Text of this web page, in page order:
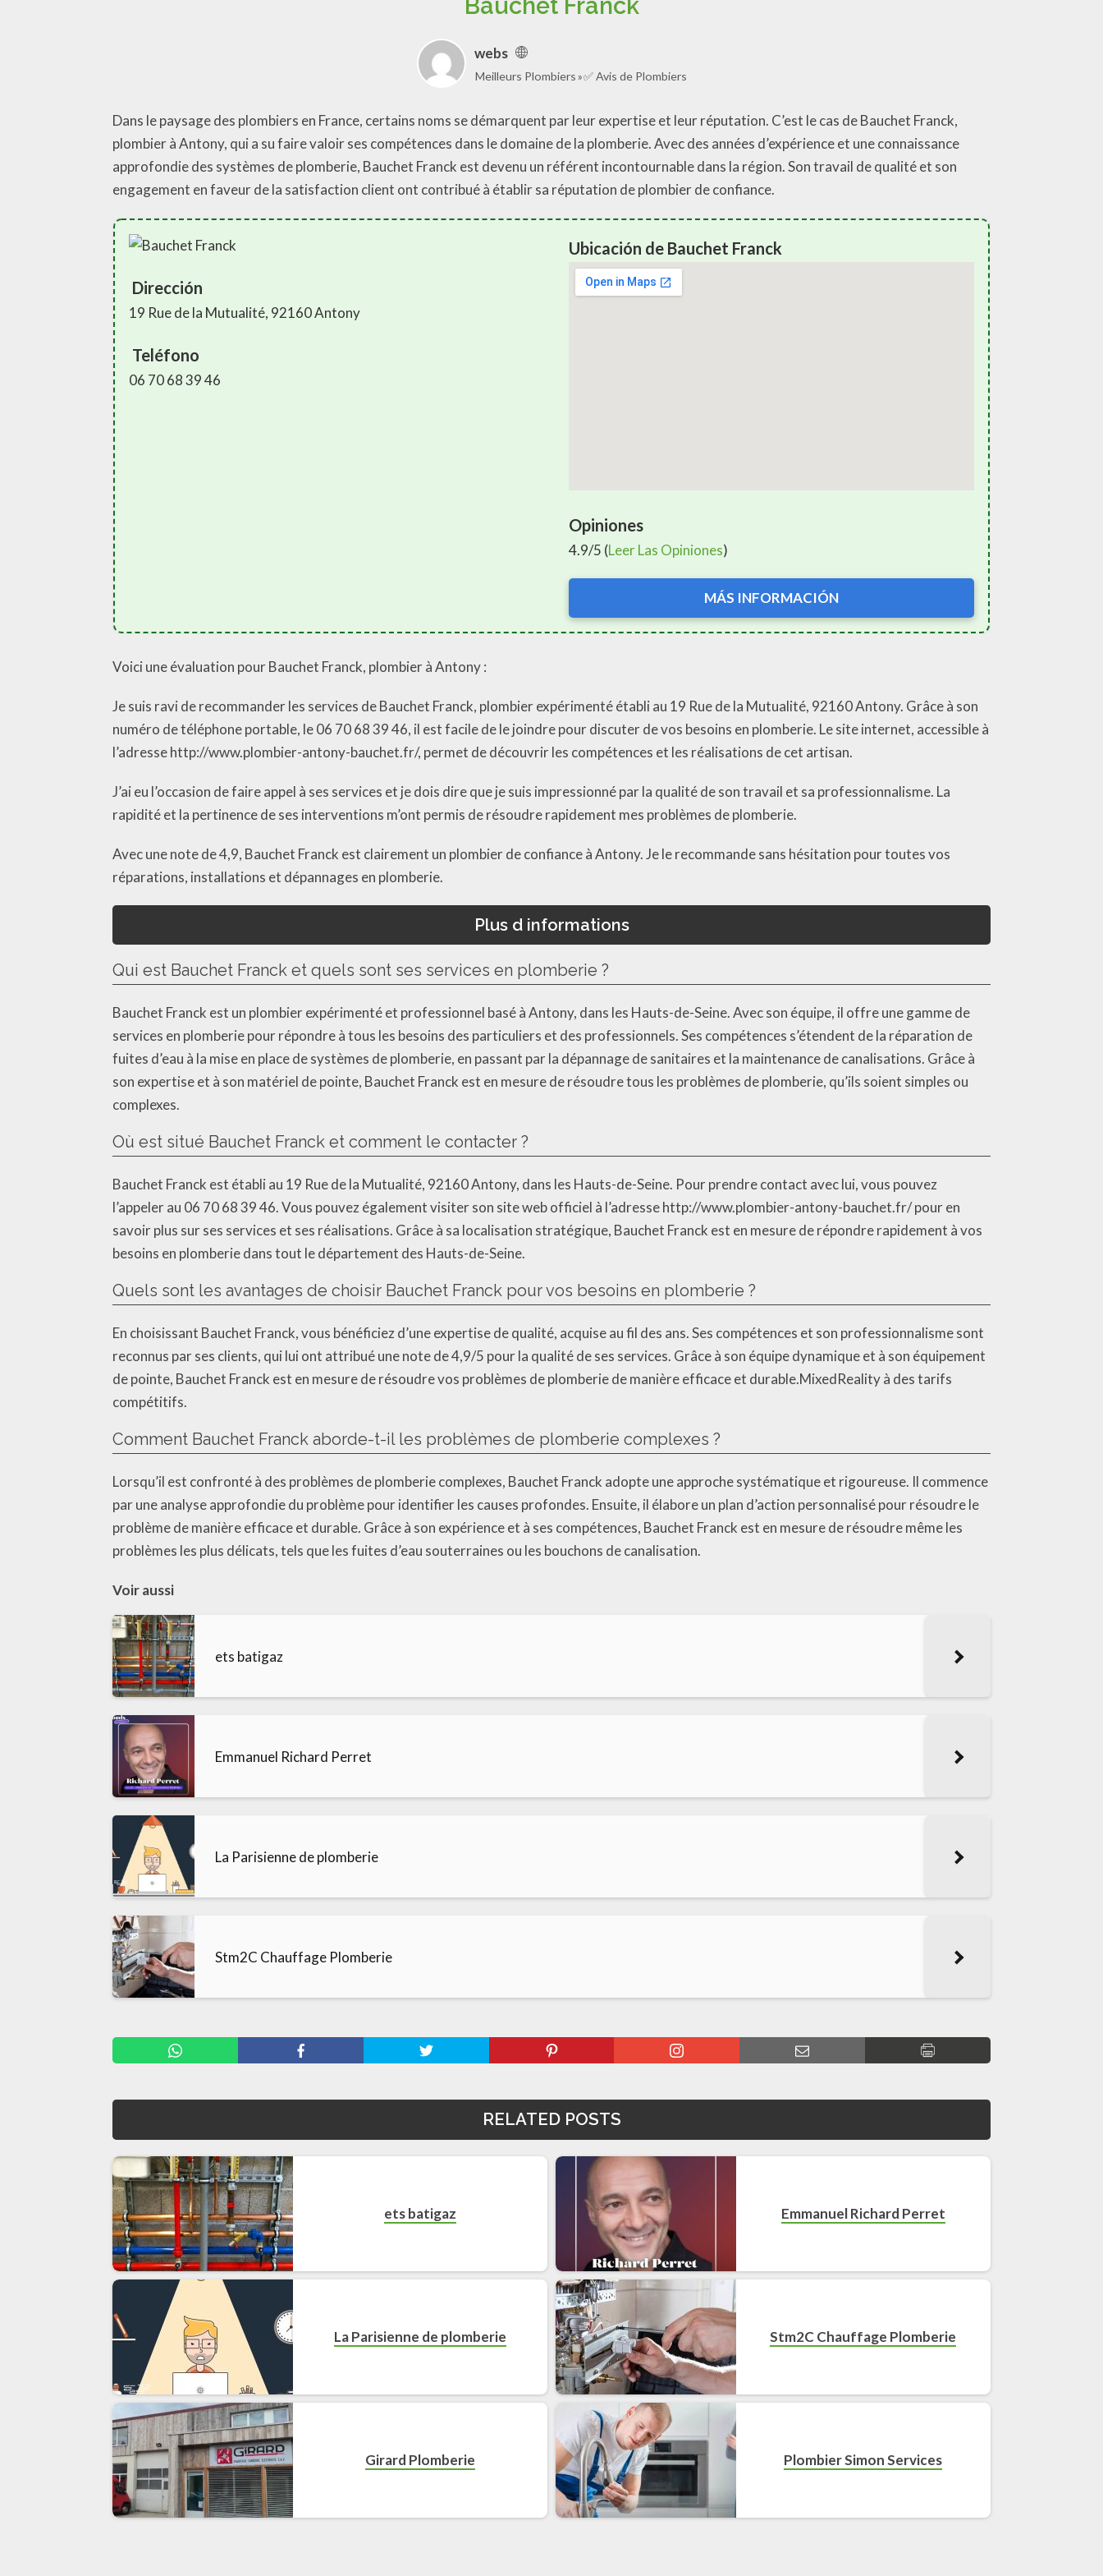
Bauchet Franck
webs
Meilleurs Plombiers ✅ Avis de Plombiers
Dans le paysage des plombiers en France, certains noms se démarquent par leur expertise et leur réputation. C’est le cas de Bauchet Franck,
plombier à Antony, qui a su faire valoir ses compétences dans le domaine de la plomberie. Avec des années d’expérience et une connaissance
approfondie des systèmes de plomberie, Bauchet Franck est devenu un référent incontournable dans la région. Son travail de qualité et son
engagement en faveur de la satisfaction client ont contribué à établir sa réputation de plombier de confiance.
Dirección
19 Rue de la Mutualité, 92160 Antony
Teléfono
06 70 68 39 46
Ubicación de Bauchet Franck
Opiniones
4.9/5 (Leer Las Opiniones)
MÁS INFORMACIÓN
Voici une évaluation pour Bauchet Franck, plombier à Antony :
Je suis ravi de recommander les services de Bauchet Franck, plombier expérimenté établi au 19 Rue de la Mutualité, 92160 Antony. Grâce à son
numéro de téléphone portable, le 06 70 68 39 46, il est facile de le joindre pour discuter de vos besoins en plomberie. Le site internet, accessible à
l’adresse http://www.plombier-antony-bauchet.fr/, permet de découvrir les compétences et les réalisations de cet artisan.
J’ai eu l’occasion de faire appel à ses services et je dois dire que je suis impressionné par la qualité de son travail et sa professionnalisme. La
rapidité et la pertinence de ses interventions m’ont permis de résoudre rapidement mes problèmes de plomberie.
Avec une note de 4,9, Bauchet Franck est clairement un plombier de confiance à Antony. Je le recommande sans hésitation pour toutes vos
réparations, installations et dépannages en plomberie.
Plus d informations
Qui est Bauchet Franck et quels sont ses services en plomberie ?
Bauchet Franck est un plombier expérimenté et professionnel basé à Antony, dans les Hauts-de-Seine. Avec son équipe, il offre une gamme de
services en plomberie pour répondre à tous les besoins des particuliers et des professionnels. Ses compétences s’étendent de la réparation de
fuites d’eau à la mise en place de systèmes de plomberie, en passant par la dépannage de sanitaires et la maintenance de canalisations. Grâce à
son expertise et à son matériel de pointe, Bauchet Franck est en mesure de résoudre tous les problèmes de plomberie, qu’ils soient simples ou
complexes.
Où est situé Bauchet Franck et comment le contacter ?
Bauchet Franck est établi au 19 Rue de la Mutualité, 92160 Antony, dans les Hauts-de-Seine. Pour prendre contact avec lui, vous pouvez
l’appeler au 06 70 68 39 46. Vous pouvez également visiter son site web officiel à l’adresse http://www.plombier-antony-bauchet.fr/ pour en
savoir plus sur ses services et ses réalisations. Grâce à sa localisation stratégique, Bauchet Franck est en mesure de répondre rapidement à vos
besoins en plomberie dans tout le département des Hauts-de-Seine.
Quels sont les avantages de choisir Bauchet Franck pour vos besoins en plomberie ?
En choisissant Bauchet Franck, vous bénéficiez d’une expertise de qualité, acquise au fil des ans. Ses compétences et son professionnalisme sont
reconnus par ses clients, qui lui ont attribué une note de 4,9/5 pour la qualité de ses services. Grâce à son équipe dynamique et à son équipement
de pointe, Bauchet Franck est en mesure de résoudre vos problèmes de plomberie de manière efficace et durable.MixedReality à des tarifs
compétitifs.
Comment Bauchet Franck aborde-t-il les problèmes de plomberie complexes ?
Lorsqu’il est confronté à des problèmes de plomberie complexes, Bauchet Franck adopte une approche systématique et rigoureuse. Il commence
par une analyse approfondie du problème pour identifier les causes profondes. Ensuite, il élabore un plan d’action personnalisé pour résoudre le
problème de manière efficace et durable. Grâce à son expérience et à ses compétences, Bauchet Franck est en mesure de résoudre même les
problèmes les plus délicats, tels que les fuites d’eau souterraines ou les bouchons de canalisation.
Voir aussi
ets batigaz
Emmanuel Richard Perret
La Parisienne de plomberie
Stm2C Chauffage Plomberie
RELATED POSTS
ets batigaz Emmanuel Richard Perret
La Parisienne de plomberie Stm2C Chauffage Plomberie
Girard Plomberie Plombier Simon Services